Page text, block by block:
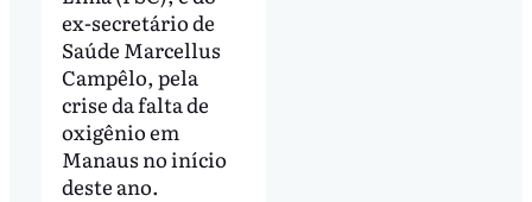
ex-secretário de
Saúde Marcellus
Campêlo, pela
crise da falta de
oxigênio em
Manaus no início
deste ano.